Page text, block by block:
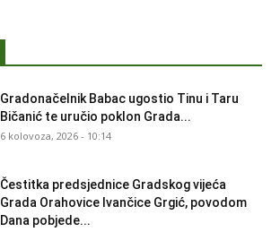
Gradonačelnik Babac ugostio Tinu i Taru
Bičanić te uručio poklon Grada...
6 kolovoza, 2026 - 10:14
Čestitka predsjednice Gradskog vijeća
Grada Orahovice Ivančice Grgić, povodom
Dana pobjede...